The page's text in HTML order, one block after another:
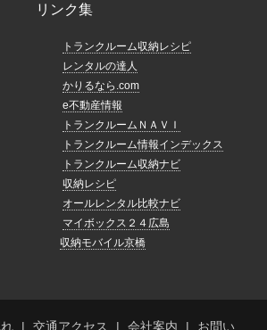
リンク集
トランクルーム収納レシピ
レンタルの達人
かりるなら.com
e不動産情報
トランクルームＮＡＶＩ
トランクルーム情報インデックス
トランクルーム収納ナビ
収納レシピ
オールレンタル比較ナビ
マイボックス２４広島
収納モバイル京橋
交通アクセス 会社案内 お問い